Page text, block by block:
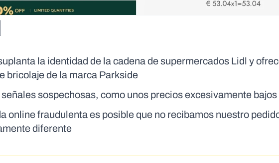
la identidad de la cadena de supermercados Lidl y
bricolaje de la marca Parkside
sospechosas, como unos precios excesivamente bajos
online fraudulenta es posible que no recibamos nuestro
diferente